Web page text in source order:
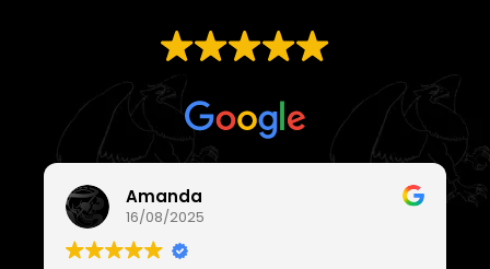
Amanda
16/08/2025